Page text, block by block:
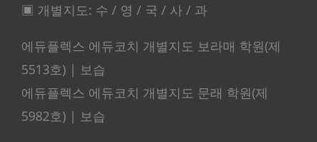
▣ 개별지도: 수 / 영 / 국 / 사 / 과
에듀플렉스 에듀코치 개별지도 보라매 학원(제
5513호) | 보습
에듀플렉스 에듀코치 개별지도 문래 학원(제
5982호) | 보습